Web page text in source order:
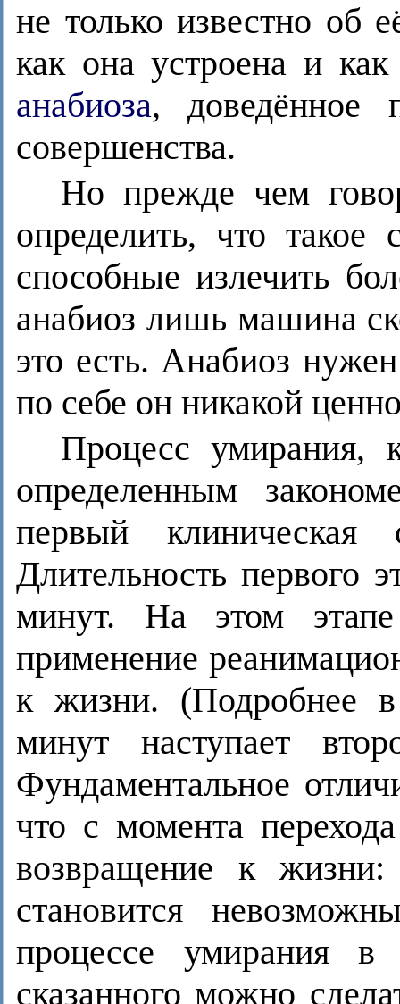
не только известно об
как она устроена и
анабиоза, доведённое
совершенства.
Но прежде чем
определить, что
способные излечить
анабиоз лишь машина
это есть. Анабиоз
по себе он никакой
Процесс умирания,
определенным
первый
Длительность первого
минут. На этом
применение
к жизни. (Подробнее
минут наступает
Фундаментальное
что с момента
возвращение к
становится
процессе умирания
сказанного можно